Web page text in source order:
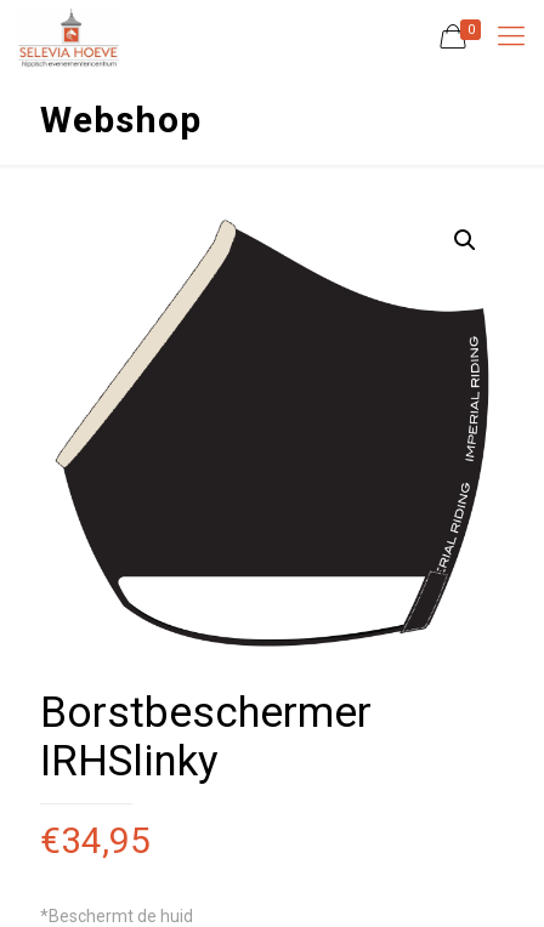
0
Webshop
Borstbeschermer
IRHSlinky
€34,95
*Beschermt de huid